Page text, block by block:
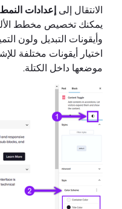
الانتقال إلى إعدادات النمط
يمكنك تخصيص مخطط
وأيقونات التبديل ولون
اختيار أيقونات مختلفة
موضعها داخل الكتلة.